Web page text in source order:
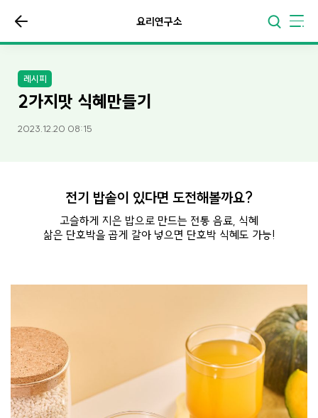
요리연구소
레시피
2가지맛 식혜만들기
2023.12.20 08:15
전기 밥솥이 있다면 도전해볼까요?
고슬하게 지은 밥으로 만드는 전통 음료, 식혜
삶은 단호박을 곱게 갈아 넣으면 단호박 식혜도 가능!